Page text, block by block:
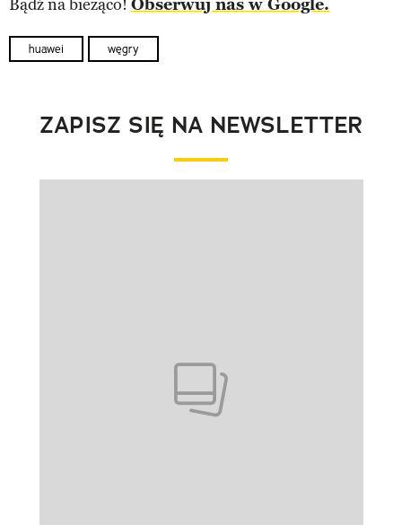
Bądź na bieżąco! Obserwuj nas w Google.
huawei węgry
ZAPISZ SIĘ NA NEWSLETTER